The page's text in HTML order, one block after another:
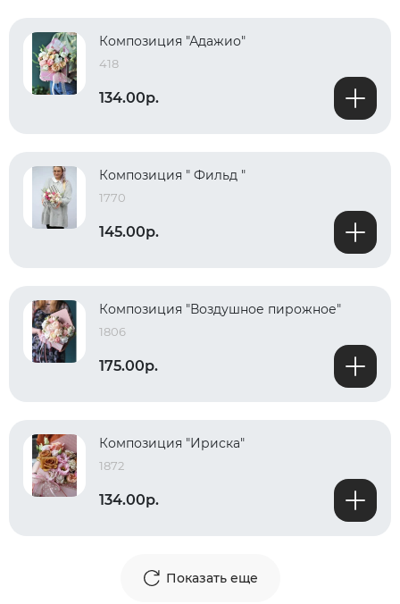
Композиция "Адажио"
418
134.00р.
Композиция " Фильд "
1770
145.00р.
Композиция "Воздушное пирожное"
1806
175.00р.
Композиция "Ириска"
1872
134.00р.
Показать еще